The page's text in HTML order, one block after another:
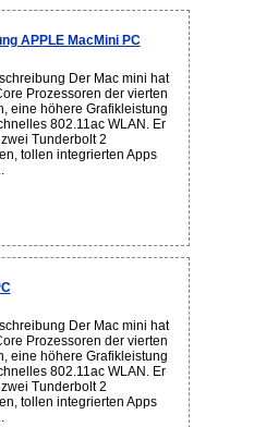
APPLE MacMini PC
Der Mac mini hat
Prozessoren der vierten
eine höhere Grafikleistung
802.11ac WLAN. Er
Tunderbolt 2
tollen integrierten Apps
Der Mac mini hat
Prozessoren der vierten
eine höhere Grafikleistung
802.11ac WLAN. Er
Tunderbolt 2
tollen integrierten Apps